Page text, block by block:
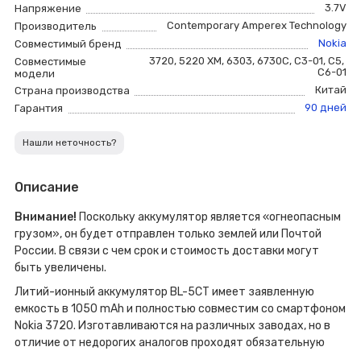
Напряжение
3.7V
Производитель
Contemporary Amperex Technology
Совместимый бренд
Nokia
Совместимые
модели
3720, 5220 XM, 6303, 6730C, C3-01, C5,
C6-01
Страна производства
Китай
Гарантия
90 дней
Нашли неточность?
Описание
Внимание! Поскольку аккумулятор является «огнеопасным
грузом», он будет отправлен только землей или Почтой
России. В связи с чем срок и стоимость доставки могут
быть увеличены.
Литий-ионный аккумулятор BL-5CT имеет заявленную
емкость в 1050 mAh и полностью совместим со смартфоном
Nokia 3720. Изготавливаются на различных заводах, но в
отличие от недорогих аналогов проходят обязательную